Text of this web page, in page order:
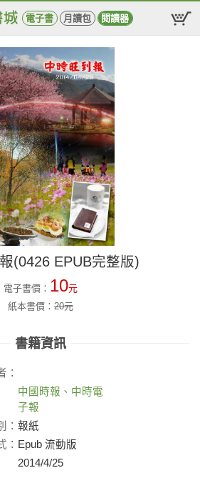
電子書 月讀包 閱讀器
(0426 EPUB完整版)
電子書價： 10元
紙本書價： 20元
書籍資訊
：
中國時報、中時電
子報
： 報紙
： Epub 流動版
2014/4/25